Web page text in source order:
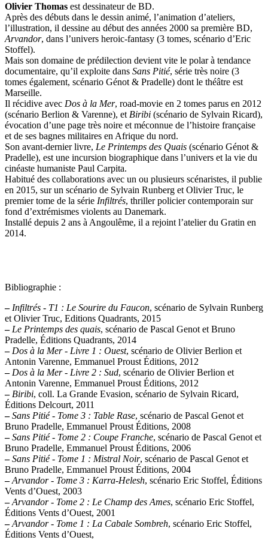
Olivier Thomas est dessinateur de BD.
Après des débuts dans le dessin animé, l’animation d’ateliers,
l’illustration, il dessine au début des années 2000 sa première BD,
Arvandor, dans l’univers heroic-fantasy (3 tomes, scénario d’Eric
Stoffel).
Mais son domaine de prédilection devient vite le polar à tendance
documentaire, qu’il exploite dans Sans Pitié, série très noire (3
tomes également, scénario Génot & Pradelle) dont le théâtre est
Marseille.
Il récidive avec Dos à la Mer, road-movie en 2 tomes parus en 2012
(scénario Berlion & Varenne), et Biribi (scénario de Sylvain Ricard),
évocation d’une page très noire et méconnue de l’histoire française
et de ses bagnes militaires en Afrique du nord.
Son avant-dernier livre, Le Printemps des Quais (scénario Génot &
Pradelle), est une incursion biographique dans l’univers et la vie du
cinéaste humaniste Paul Carpita.
Habitué des collaborations avec un ou plusieurs scénaristes, il publie
en 2015, sur un scénario de Sylvain Runberg et Olivier Truc, le
premier tome de la série Infiltrés, thriller policier contemporain sur
fond d’extrémismes violents au Danemark.
Installé depuis 2 ans à Angoulême, il a rejoint l’atelier du Gratin en
2014.
Bibliographie :
– Infiltrés - T1 : Le Sourire du Faucon, scénario de Sylvain Runberg
et Olivier Truc, Editions Quadrants, 2015
– Le Printemps des quais, scénario de Pascal Genot et Bruno
Pradelle, Éditions Quadrants, 2014
– Dos à la Mer - Livre 1 : Ouest, scénario de Olivier Berlion et
Antonin Varenne, Emmanuel Proust Éditions, 2012
– Dos à la Mer - Livre 2 : Sud, scénario de Olivier Berlion et
Antonin Varenne, Emmanuel Proust Éditions, 2012
– Biribi, coll. La Grande Evasion, scénario de Sylvain Ricard,
Éditions Delcourt, 2011
– Sans Pitié - Tome 3 : Table Rase, scénario de Pascal Genot et
Bruno Pradelle, Emmanuel Proust Éditions, 2008
– Sans Pitié - Tome 2 : Coupe Franche, scénario de Pascal Genot et
Bruno Pradelle, Emmanuel Proust Éditions, 2006
– Sans Pitié - Tome 1 : Mistral Noir, scénario de Pascal Genot et
Bruno Pradelle, Emmanuel Proust Éditions, 2004
– Arvandor - Tome 3 : Karra-Helesh, scénario Eric Stoffel, Éditions
Vents d’Ouest, 2003
– Arvandor - Tome 2 : Le Champ des Ames, scénario Eric Stoffel,
Éditions Vents d’Ouest, 2001
– Arvandor - Tome 1 : La Cabale Sombreh, scénario Eric Stoffel,
Éditions Vents d’Ouest,